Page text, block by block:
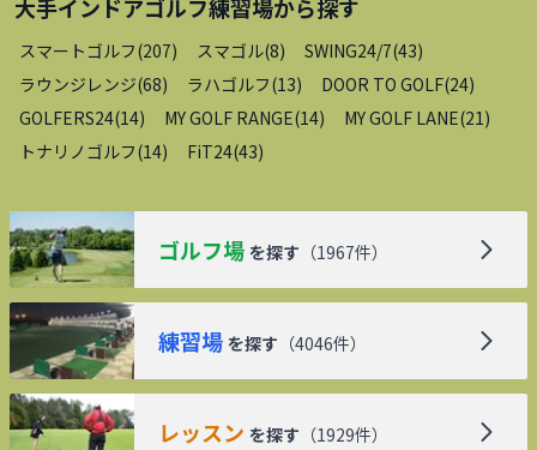
大手インドアゴルフ練習場から探す
スマートゴルフ(207) スマゴル(8) SWING24/7(43)
ラウンジレンジ(68) ラハゴルフ(13) DOOR TO GOLF(24)
GOLFERS24(14) MY GOLF RANGE(14) MY GOLF LANE(21)
トナリノゴルフ(14) FiT24(43)
ゴルフ場 を探す （1967件）
練習場 を探す （4046件）
レッスン を探す （1929件）